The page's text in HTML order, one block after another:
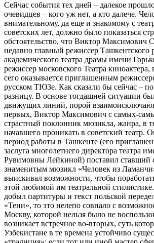
Сейчас события тех дней – далекое
очевидцев – кого уж нет, а кто далече.
внимательному, да еще и знакомому с
советских лет, должно было показаться
обстоятельство, что Виктор Максимович
недавно главный режиссер Ташкентского
академического театра драмы имени
режиссер московского Театра киноактера,
сего оказывается приглашенным
русском ТЮЗе. Как сказали бы сейчас –
разницу. В основе тогдашней ситуации
движущих линий, порой
первых, Виктор Максимович с самых-
страстный поклонник мюзикла, жанра, в
начавшего проникать в советский театр.
период работы в Ташкенте (его
заслуга многолетнего директора театра
Рувимовны Лейкиной) поставил ставший
знаменитым мюзикл «Человек из
выискивал возможности, чтобы
этой любимой им театральной
добыл партитуры и текст польской
«Тени», то это нелепо совпало с
Москву, которой нельзя было не
возникает встречное во-вторых, суть
Узбекистане в те времена устойчиво